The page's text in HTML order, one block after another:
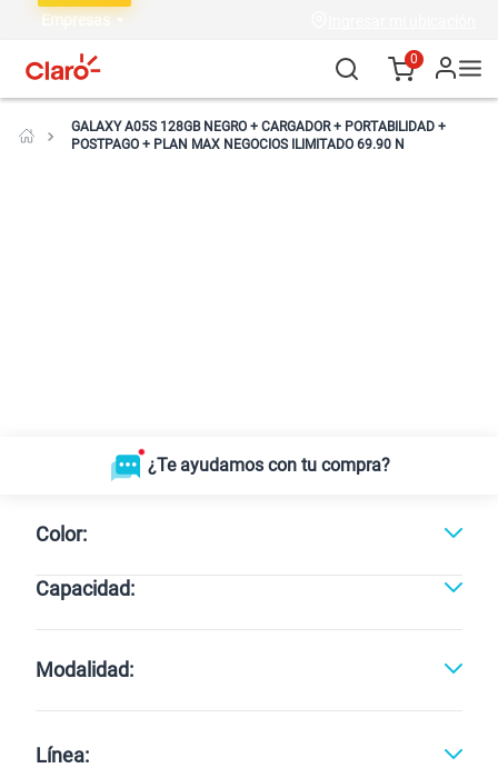
Empresas
0
GALAXY A05S 128GB NEGRO + CARGADOR + PORTABILIDAD +
POSTPAGO + PLAN MAX NEGOCIOS ILIMITADO 69.90 N
¿Te ayudamos con tu compra?
Color:
Capacidad:
Cargando memorias disponibles
Modalidad:
Línea: